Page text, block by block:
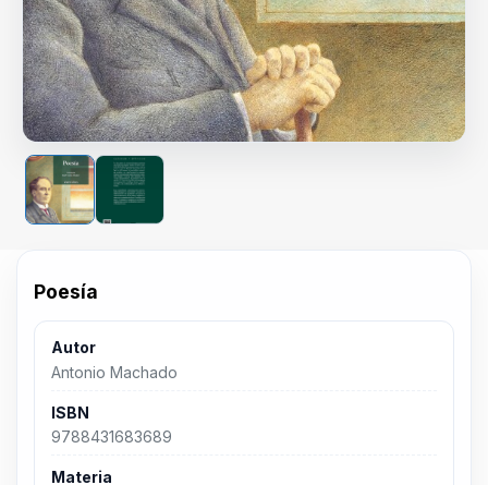
Poesía
Autor
Antonio Machado
ISBN
9788431683689
Materia